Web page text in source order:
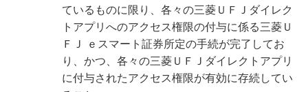
ているものに限り、各々の三菱ＵＦＪダイレク
トアプリへのアクセス権限の付与に係る三菱Ｕ
ＦＪ ｅスマート証券所定の手続が完了してお
り、かつ、各々の三菱ＵＦＪダイレクトアプリ
に付与されたアクセス権限が有効に存続してい